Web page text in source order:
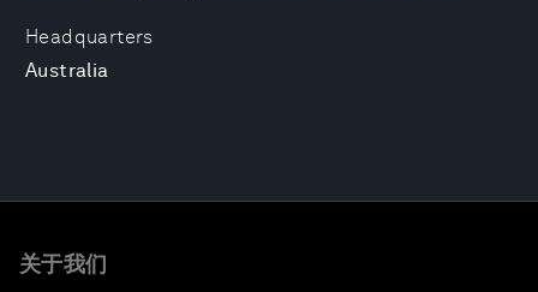
Headquarters
Australia
关于我们